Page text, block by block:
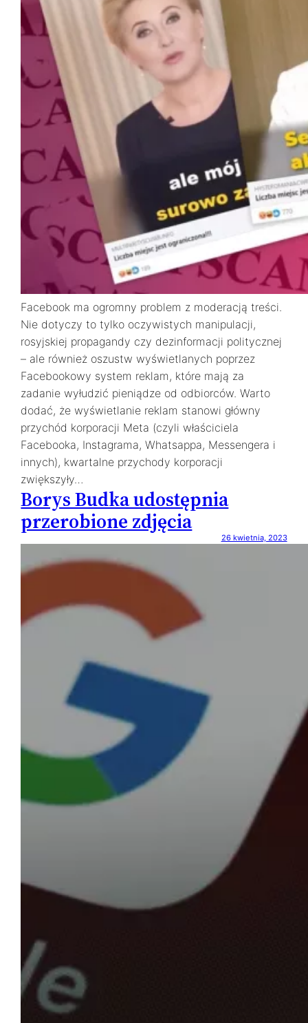
Facebook ma ogromny problem z moderacją treści.
Nie dotyczy to tylko oczywistych manipulacji,
rosyjskiej propagandy czy dezinformacji politycznej
– ale również oszustw wyświetlanych poprzez
Facebookowy system reklam, które mają za
zadanie wyłudzić pieniądze od odbiorców. Warto
dodać, że wyświetlanie reklam stanowi główny
przychód korporacji Meta (czyli właściciela
Facebooka, Instagrama, Whatsappa, Messengera i
innych), kwartalne przychody korporacji
zwiększyły…
Borys Budka udostępnia
przerobione zdjęcia
26 kwietnia, 2023